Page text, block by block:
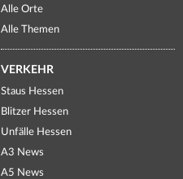
Alle Orte
Alle Themen
VERKEHR
Staus Hessen
Blitzer Hessen
Unfälle Hessen
A3 News
A5 News